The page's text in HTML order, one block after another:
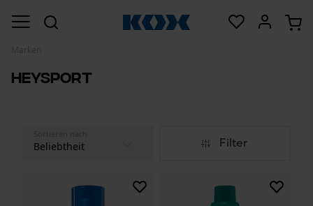
HeySport
Filter